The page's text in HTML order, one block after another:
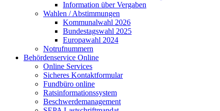
Information über Vergaben
Wahlen / Abstimmungen
Kommunalwahl 2026
Bundestagswahl 2025
Europawahl 2024
Notrufnummern
Behördenservice Online
Online Services
Sicheres Kontaktformular
Fundbüro online
Ratsinformationssystem
Beschwerdemanagement